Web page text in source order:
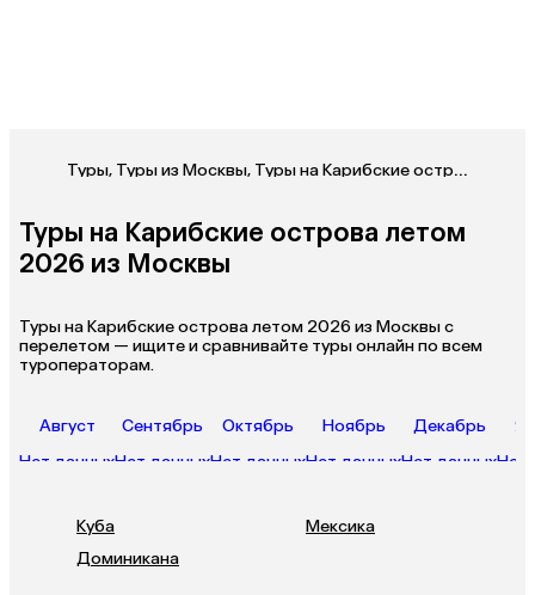
Туры, Туры из Москвы, Туры на Карибские острова из Москвы
Туры на Карибские острова летом
2026 из Москвы
Туры на Карибские острова летом 2026 из Москвы с
перелетом — ищите и сравнивайте туры онлайн по всем
туроператорам.
Август
Нет данных
Сентябрь
Нет данных
Октябрь
Нет данных
Ноябрь
Нет данных
Декабрь
Нет данныхНет
Куба
Мексика
Доминикана